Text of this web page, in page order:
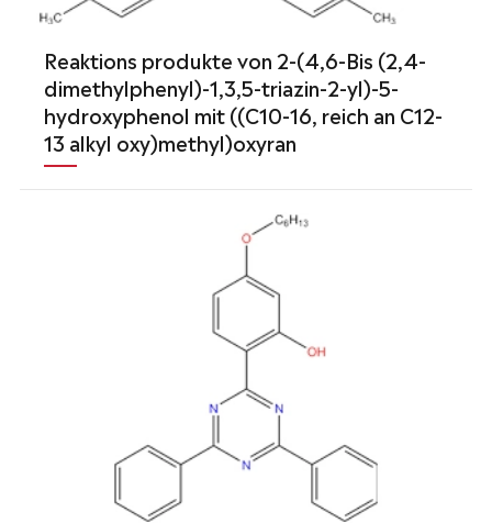
Reaktions produkte von 2-(4,6-Bis (2,4-
dimethylphenyl)-1,3,5-triazin-2-yl)-5-
hydroxyphenol mit ((C10-16, reich an C12-
13 alkyl oxy)methyl)oxyran